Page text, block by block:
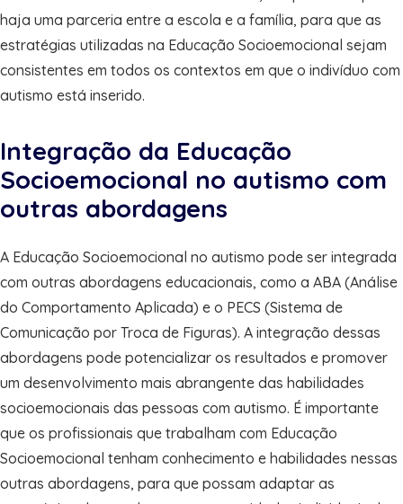
haja uma parceria entre a escola e a família, para que as
estratégias utilizadas na Educação Socioemocional sejam
consistentes em todos os contextos em que o indivíduo com
autismo está inserido.
Integração da Educação
Socioemocional no autismo com
outras abordagens
A Educação Socioemocional no autismo pode ser integrada
com outras abordagens educacionais, como a ABA (Análise
do Comportamento Aplicada) e o PECS (Sistema de
Comunicação por Troca de Figuras). A integração dessas
abordagens pode potencializar os resultados e promover
um desenvolvimento mais abrangente das habilidades
socioemocionais das pessoas com autismo. É importante
que os profissionais que trabalham com Educação
Socioemocional tenham conhecimento e habilidades nessas
outras abordagens, para que possam adaptar as